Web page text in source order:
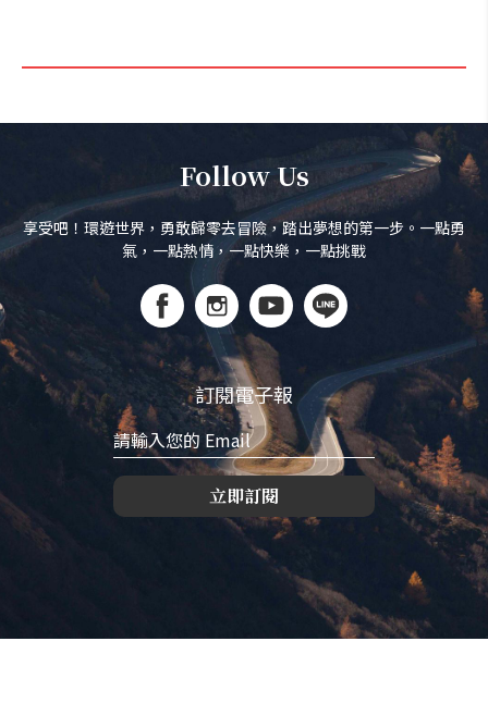
Follow Us
享受吧！環遊世界，勇敢歸零去冒險，踏出夢想的第一步。一點勇
氣，一點熱情，一點快樂，一點挑戰
訂閱電子報
立即訂閱